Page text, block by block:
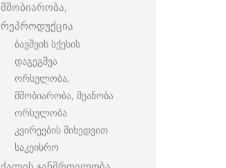
მშობიარობა,
რეპროდუქცია
ბავშვის სქესის
დაგეგმვა
ორსულობა,
მშობიარობა, მეანობა
ორსულობა
კვირეების მიხედვით
საკეისრო